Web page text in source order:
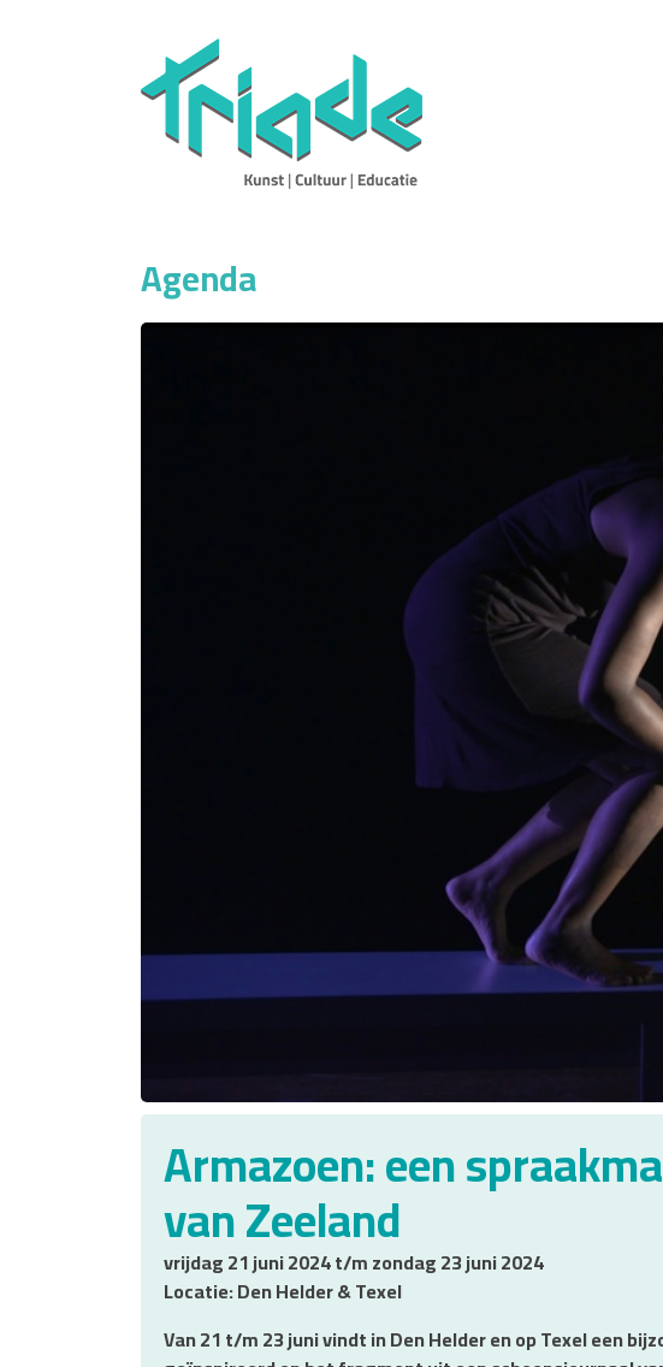
Agenda
Armazoen: een
van Zeeland
vrijdag 21 juni 2024 t/m zondag 23 juni 2024
Locatie: Den Helder & Texel
Van 21 t/m 23 juni vindt in Den Helder en op Texel een